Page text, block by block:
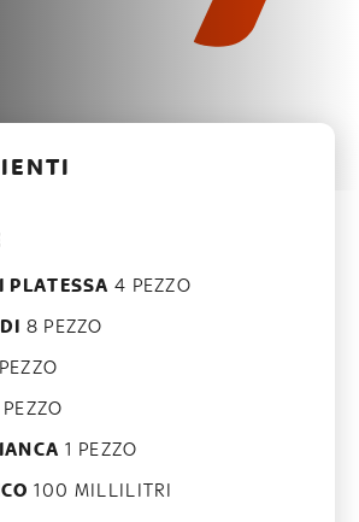
PLATESSA 4 PEZZO
8 PEZZO
1 PEZZO
100 MILLILITRI